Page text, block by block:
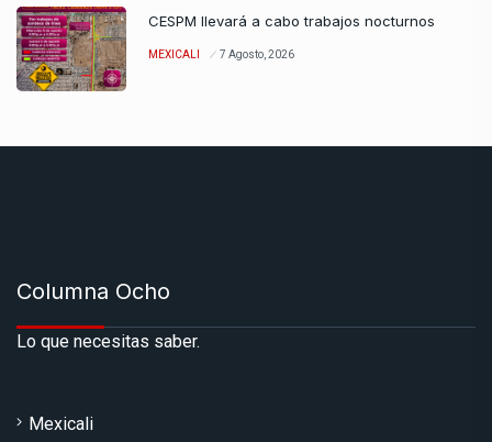
CESPM llevará a cabo trabajos nocturnos
MEXICALI 7 Agosto, 2026
Columna Ocho
Lo que necesitas saber.
Mexicali